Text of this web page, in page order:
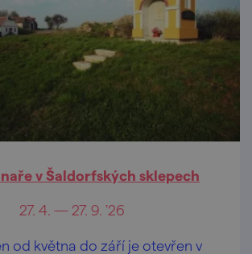
v Šaldorfských sklepech
27. 4. — 27. 9. '26
od května do září je otevřen v